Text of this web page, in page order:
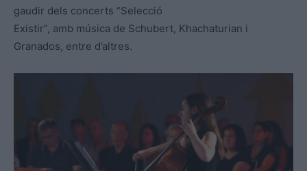
gaudir dels concerts “Selecció
Existir”, amb música de Schubert, Khachaturian i
Granados, entre d’altres.